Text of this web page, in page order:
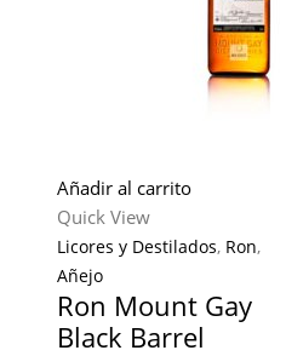
Añadir al carrito
Quick View
Licores y Destilados, Ron,
Añejo
Ron Mount Gay
Black Barrel